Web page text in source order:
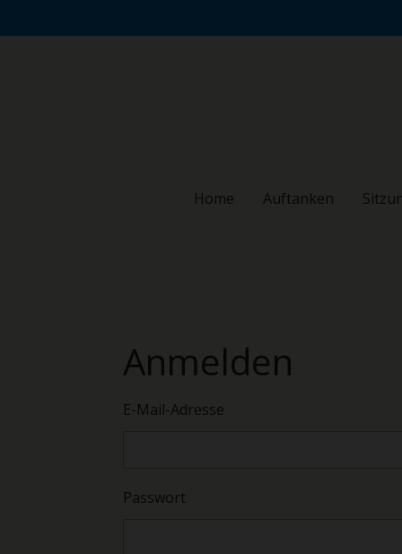
Hauptinhalt
Home Auftanken
Anmelden
E-Mail-Adresse
Passwort